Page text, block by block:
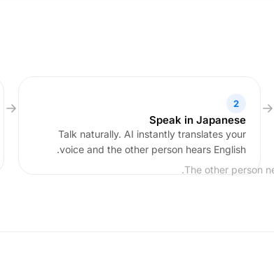
2
Speak in Japanese
Talk naturally. AI instantly translates your
voice and the other person hears English.
The other person